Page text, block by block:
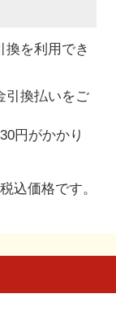
換を利用でき
引換払いをご
円がかかり
込価格です。